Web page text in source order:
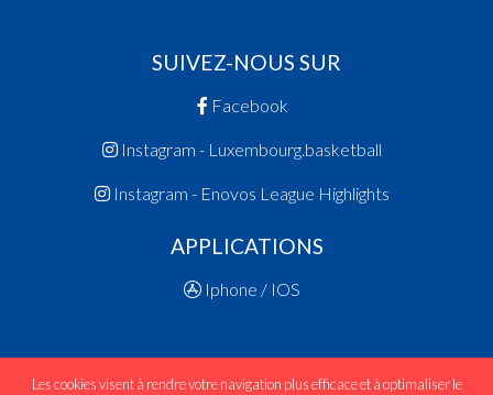
SUIVEZ-NOUS SUR
Facebook
Instagram - Luxembourg.basketball
Instagram - Enovos League Highlights
APPLICATIONS
Iphone / IOS
Les cookies visent à rendre votre navigation plus efficace et à optimaliser le